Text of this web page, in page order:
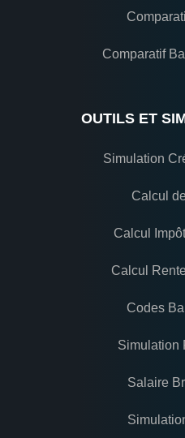
Comparatif
OUTILS ET
Simulation
Calcul
Calcul
Calcul
Codes
Simulation
Salaire